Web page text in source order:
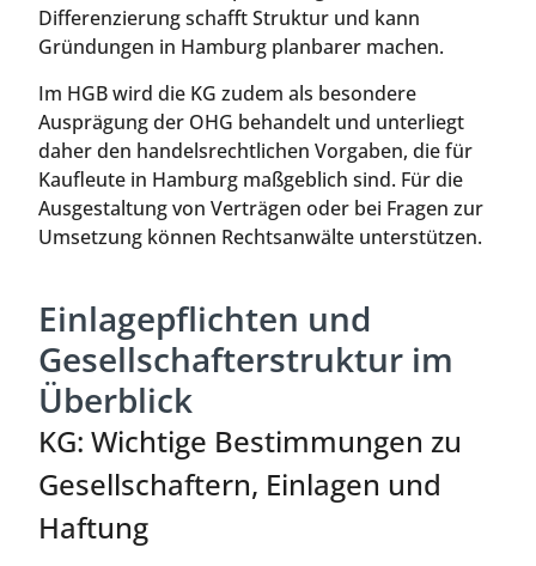
Differenzierung schafft Struktur und kann
Gründungen in Hamburg planbarer machen.
Im HGB wird die KG zudem als besondere
Ausprägung der OHG behandelt und unterliegt
daher den handelsrechtlichen Vorgaben, die für
Kaufleute in Hamburg maßgeblich sind. Für die
Ausgestaltung von Verträgen oder bei Fragen zur
Umsetzung können Rechtsanwälte unterstützen.
Einlagepflichten und
Gesellschafterstruktur im
Überblick
KG: Wichtige Bestimmungen zu
Gesellschaftern, Einlagen und
Haftung